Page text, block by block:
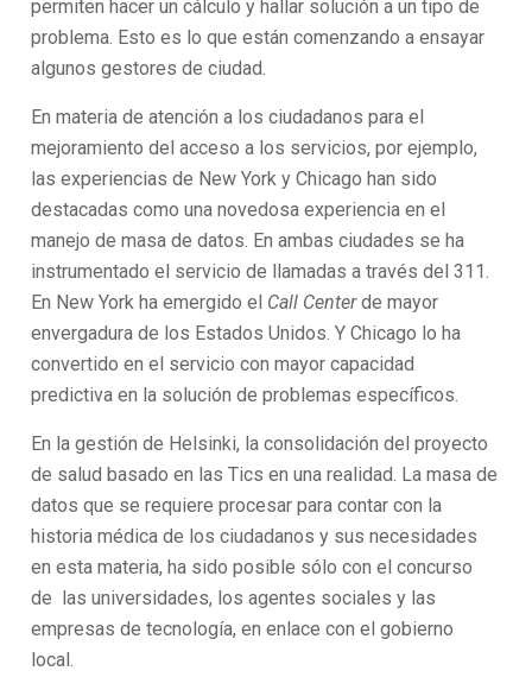
permiten hacer un cálculo y hallar solución a un tipo de
problema. Esto es lo que están comenzando a ensayar
algunos gestores de ciudad.
En materia de atención a los ciudadanos para el
mejoramiento del acceso a los servicios, por ejemplo,
las experiencias de New York y Chicago han sido
destacadas como una novedosa experiencia en el
manejo de masa de datos. En ambas ciudades se ha
instrumentado el servicio de llamadas a través del 311.
En New York ha emergido el Call Centerde mayor
envergadura de los Estados Unidos. Y Chicago lo ha
convertido en el servicio con mayor capacidad
predictiva en la solución de problemas específicos.
En la gestión de Helsinki, la consolidación del proyecto
de salud basado en las Tics en una realidad. La masa de
datos que se requiere procesar para contar con la
historia médica de los ciudadanos y sus necesidades
en esta materia, ha sido posible sólo con el concurso
de las universidades, los agentes sociales y las
empresas de tecnología, en enlace con el gobierno
local.